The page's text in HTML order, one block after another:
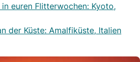
euren Flitterwochen: Kyoto,
der Küste: Amalfiküste, Italien